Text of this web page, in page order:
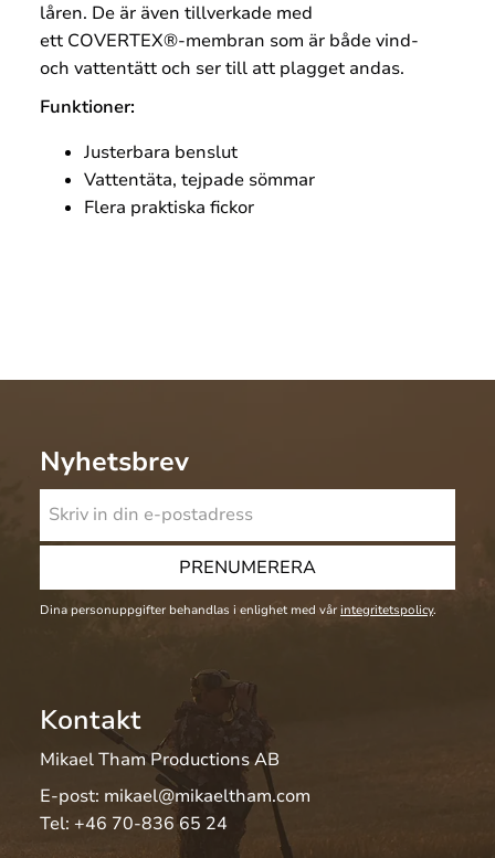
låren. De är även tillverkade med
ett COVERTEX®-membran som är både vind-
och vattentätt och ser till att plagget andas.
Funktioner:
Justerbara benslut
Vattentäta, tejpade sömmar
Flera praktiska fickor
Nyhetsbrev
PRENUMERERA
Dina personuppgifter behandlas i enlighet med vår integritetspolicy.
Kontakt
Mikael Tham Productions AB
E-post: mikael@mikaeltham.com
Tel: +46 70-836 65 24